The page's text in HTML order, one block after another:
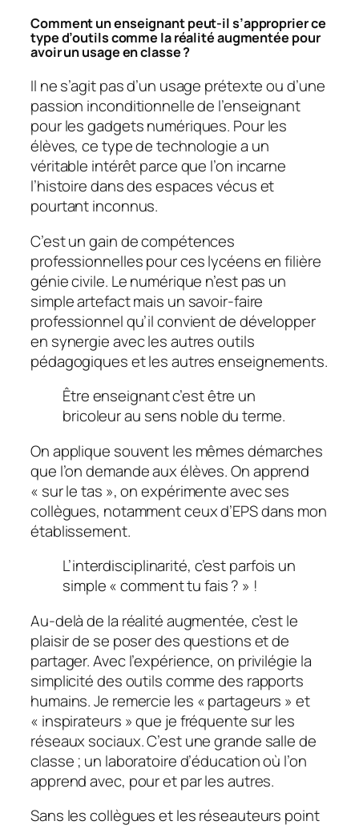
Comment un enseignant peut-il s’approprier ce
type d’outils comme la réalité augmentée pour
avoir un usage en classe ?
Il ne s’agit pas d’un usage prétexte ou d’une
passion inconditionnelle de l’enseignant
pour les gadgets numériques. Pour les
élèves, ce type de technologie a un
véritable intérêt parce que l’on incarne
l’histoire dans des espaces vécus et
pourtant inconnus.
C’est un gain de compétences
professionnelles pour ces lycéens en filière
génie civile. Le numérique n’est pas un
simple artefact mais un savoir-faire
professionnel qu’il convient de développer
en synergie avec les autres outils
pédagogiques et les autres enseignements.
Être enseignant c’est être un
bricoleur au sens noble du terme.
On applique souvent les mêmes démarches
que l’on demande aux élèves. On apprend
« sur le tas », on expérimente avec ses
collègues, notamment ceux d’EPS dans mon
établissement.
L’interdisciplinarité, c’est parfois un
simple « comment tu fais ? » !
Au-delà de la réalité augmentée, c’est le
plaisir de se poser des questions et de
partager. Avec l’expérience, on privilégie la
simplicité des outils comme des rapports
humains. Je remercie les « partageurs » et
« inspirateurs » que je fréquente sur les
réseaux sociaux. C’est une grande salle de
classe ; un laboratoire d’éducation où l’on
apprend avec, pour et par les autres.
Sans les collègues et les réseauteurs point